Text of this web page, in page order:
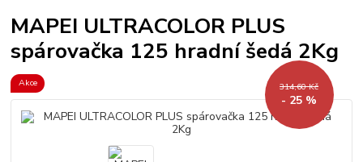
MAPEI ULTRACOLOR PLUS
spárovačka 125 hradní šedá 2Kg
Akce 314,60 Kč
- 25 %